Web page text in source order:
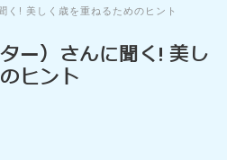
く! 美しく歳を重ねるためのヒント
ー）さんに聞く! 美し
ヒント